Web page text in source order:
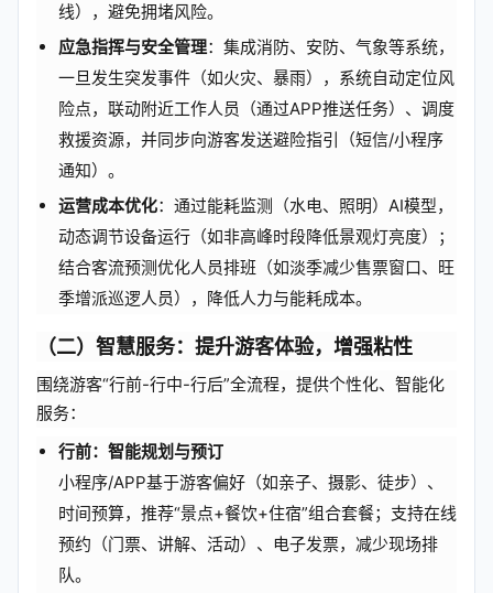
线），避免拥堵风险。
应急指挥与安全管理：集成消防、安防、气象等系统，
一旦发生突发事件（如火灾、暴雨），系统自动定位风
险点，联动附近工作人员（通过APP推送任务）、调度
救援资源，并同步向游客发送避险指引（短信/小程序
通知）。
运营成本优化：通过能耗监测（水电、照明）AI模型，
动态调节设备运行（如非高峰时段降低景观灯亮度）；
结合客流预测优化人员排班（如淡季减少售票窗口、旺
季增派巡逻人员），降低人力与能耗成本。
（二） 智慧服务：提升游客体验，增强粘性
围绕游客“行前-行中-行后”全流程，提供个性化、智能化
服务：
行前：智能规划与预订
小程序/APP基于游客偏好（如亲子、摄影、徒步）、
时间预算，推荐“景点+餐饮+住宿”组合套餐；支持在线
预约（门票、讲解、活动）、电子发票，减少现场排
队。